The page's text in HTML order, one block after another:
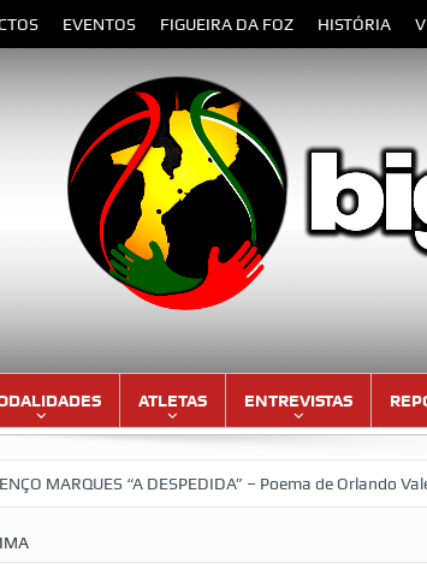
EVENTOS FIGUEIRA DA FOZ HISTÓRIA
ATLETAS ENTREVISTAS
“A DESPEDIDA” – Poema de Orlando Valente